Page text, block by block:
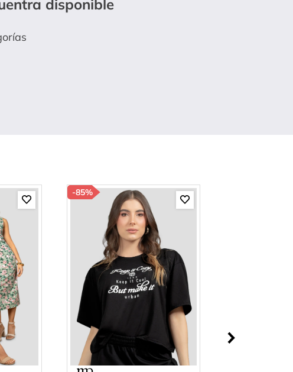
disponible
-85%